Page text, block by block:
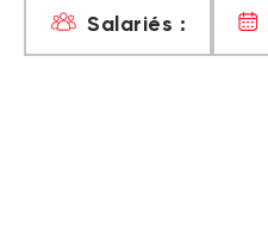
Salariés :